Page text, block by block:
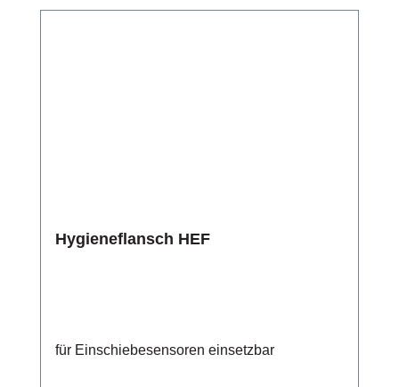
Hygieneflansch HEF
für Einschiebesensoren einsetzbar